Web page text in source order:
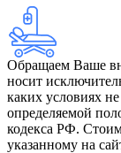
Обращаем Ваше
носит
каких условиях
определяемой
кодекса РФ.
указанному на